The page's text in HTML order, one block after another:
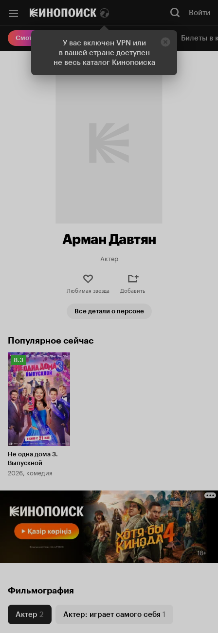
У вас включен VPN или
в вашей стране доступен
не весь каталог Кинопоиска
Войти
Смотреть кино Онлайн-кинотеатр Билеты в
Арман Давтян
Актер
Любимая звезда Добавить
Все детали о персоне
Популярное сейчас
Рейтинг
Кинопоиска
8.3
8.3
Не одна дома 3.
Выпускной
2026, комедия
Фильмография
Актер 2 Актер: играет самого себя 1